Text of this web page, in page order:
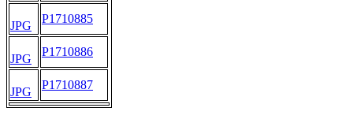
JPG
P1710885
JPG
P1710886
JPG
P1710887